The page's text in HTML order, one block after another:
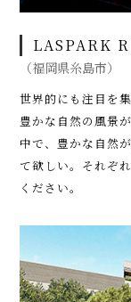
LASPARK
（福岡県糸島市）
世界的にも注目を
豊かな⾃然の風景
中で、豊かな自然
て欲しい。それぞ
ください。